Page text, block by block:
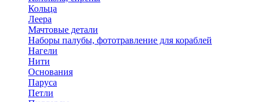
Кольца
Леера
Мачтовые детали
Наборы палубы, фототравление для кораблей
Нагели
Нити
Основания
Паруса
Петли